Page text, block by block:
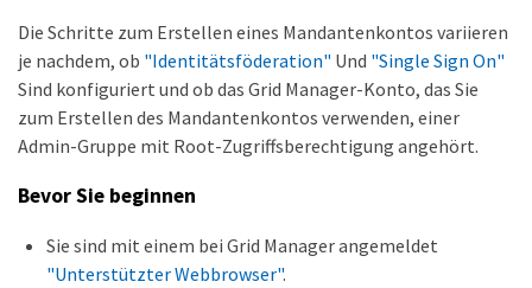
Die Schritte zum Erstellen eines Mandantenkontos variieren
je nachdem, ob "Identitätsföderation" Und "Single Sign On"
Sind konfiguriert und ob das Grid Manager-Konto, das Sie
zum Erstellen des Mandantenkontos verwenden, einer
Admin-Gruppe mit Root-Zugriffsberechtigung angehört.
Bevor Sie beginnen
Sie sind mit einem bei Grid Manager angemeldet
"Unterstützter Webbrowser".